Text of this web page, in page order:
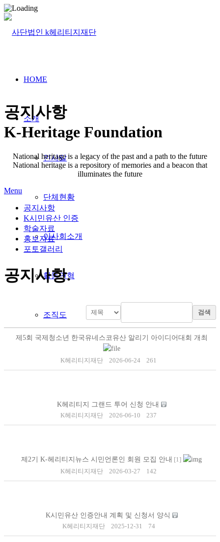
HOME
소개
인사말
단체현황
이사회소개
활동연혁
조직도
기본개념
개요
공지사항
K-Heritage Foundation
National heritage is a legacy of the past and a path to the future
National heritage is a repository of memories and a beacon that
illuminates the future
Menu
공지사항
K시민유산 인증
학술자료
홍보자료
포토갤러리
공지사항.
검색
제5회 국제청소년 한국유네스코유산 알리기 아이디어대회 개최
K헤리티지재단 2026-06-24 261
K헤리티지 그랜드 투어 신청 안내
K헤리티지재단
2026-06-10 237
제2기 K-헤리티지뉴스 시민언론인 회원 모집 안내 [1 ]
K헤리티지재단
2026-03-27 142
K시민유산 인증안내 계획 및 신청서 양식
K헤리티지재단
2025-12-31 74